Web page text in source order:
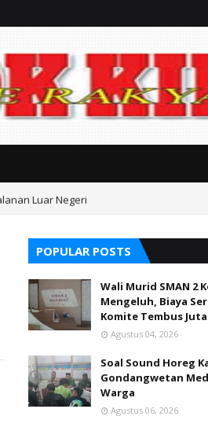
Luar Negeri
POPULAR POSTS
Wali Murid SMAN 2
Mengeluh, Biaya
Komite Tembus
Agustus 04, 2026
Soal Sound Horeg
Gondangwetan
Warga
Agustus 06, 2026